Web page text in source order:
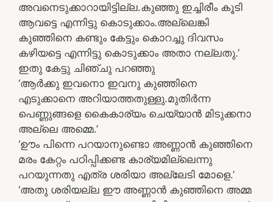
അവനെടുക്കാറായിട്ടില്ല.കുഞ്ഞു ഇച്ചിരീം കൂടി
ആവട്ടെ എന്നിട്ടു കൊടുക്കാം.അല്ലെങ്കി
കുഞ്ഞിനെ കണ്ടും കേട്ടും കൊറച്ചു ദിവസം
കഴിയട്ടെ എന്നിട്ടു കൊടുക്കാം അതാ നല്ലതു.’
ഇതു കേട്ടു ചിഞ്ചു പറഞ്ഞു
‘ആര്‍ക്കു ഇവനൊ ഇവനു കുഞ്ഞിനെ
എടുക്കാനെ അറിയാത്തതുള്ളു.മുതിര്‍ന്ന
പെണ്ണുങ്ങളെ കൈകാര്യം ചെയ്യാന്‍ മിടുക്കനാ
അല്ലെ അമ്മെ.’
‘ഊം പിന്നെ പറയാനുണ്ടൊ അണ്ണാന്‍ കുഞ്ഞിനെ
മരം കേറ്റം പഠിപ്പിക്കണ്ട കാര്യമില്ലെന്നു
പറയുന്നതു എത്ര ശരിയാ അല്ലേടി മോളെ.’
‘അതു ശരിയല്ല ഈ അണ്ണാന്‍ കുഞ്ഞിനെ അമ്മ